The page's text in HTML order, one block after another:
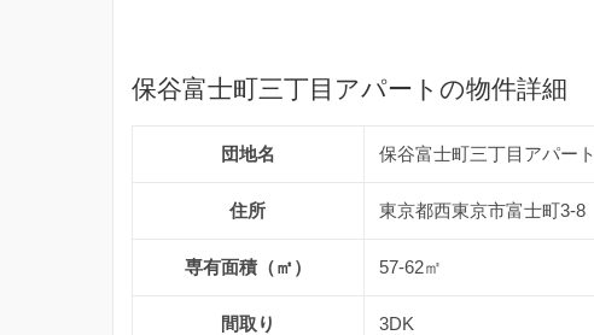
保谷富士町三丁目アパートの物件詳細
団地名 保谷富士町三丁目アパート
住所 東京都西東京市富士町3-8
専有面積（㎡） 57-62㎡
間取り 3DK